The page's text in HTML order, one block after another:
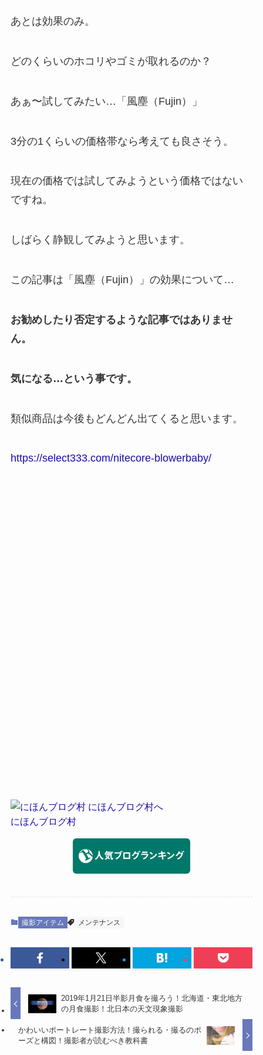
あとは効果のみ。
どのくらいのホコリやゴミが取れるのか？
あぁ〜試してみたい…「風塵（Fujin）」
3分の1くらいの価格帯なら考えても良さそう。
現在の価格では試してみようという価格ではない
ですね。
しばらく静観してみようと思います。
この記事は「風塵（Fujin）」の効果について…
お勧めしたり否定するような記事ではありませ
ん。
気になる…という事です。
類似商品は今後もどんどん出てくると思います。
https://select333.com/nitecore-blowerbaby/
にほんブログ村
撮影アイテム メンテナンス
2019年1月21日半影月食を撮ろう！北海道・東北地方
の月食撮影！北日本の天文現象撮影
かわいいポートレート撮影方法！撮られる・撮るのポ
ーズと構図！撮影者が読むべき教科書